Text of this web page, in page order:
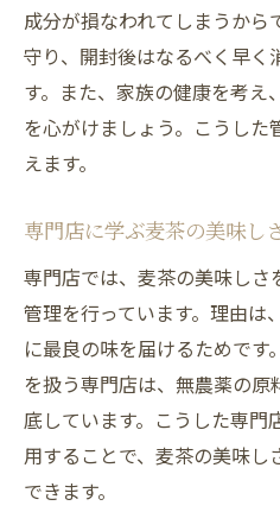
成分が損なわれてしまうから
守り、開封後はなるべく早く
す。また、家族の健康を考
を心がけましょう。こうし
えます。
専門店に学ぶ麦茶の美味し
専門店では、麦茶の美味し
管理を行っています。理由は
に最良の味を届けるためで
を扱う専門店は、無農薬の
底しています。こうした専門
用することで、麦茶の美味
できます。